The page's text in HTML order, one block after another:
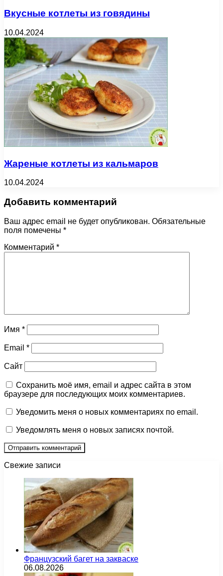
Вкусные котлеты из говядины
10.04.2024
Жареные котлеты из кальмаров
10.04.2024
Добавить комментарий
Ваш адрес email не будет опубликован. Обязательные
поля помечены *
Комментарий *
Имя *
Email *
Сайт
Сохранить моё имя, email и адрес сайта в этом
браузере для последующих моих комментариев.
Уведомить меня о новых комментариях по email.
Уведомлять меня о новых записях почтой.
Свежие записи
Французский багет на закваске
06.08.2026